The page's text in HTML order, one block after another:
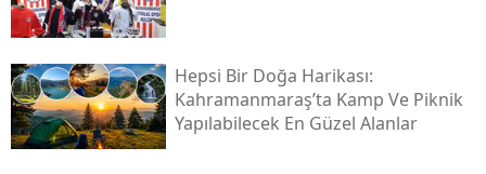
Hepsi Bir Doğa Harikası:
Kahramanmaraş’ta Kamp Ve Piknik
Yapılabilecek En Güzel Alanlar